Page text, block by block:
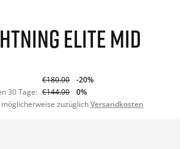
ELITE MID
€180.00
-20%
30 Tage: €144.00
0%
möglicherweise zuzüglichVersandkosten